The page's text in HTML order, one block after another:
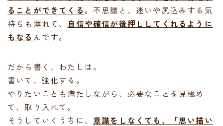
ることができてくる 。不思議と、迷いや尻込みする気
持ちも薄れて、
自信や確信が後押ししてくれるように
もなる んです。
だから書く、わたしは。
書いて、強化する。
やりたいことも満たしながら、必要なことを見極め
て、取り入れて。
そうしていくうちに、 意識をしなくても、「思い描い